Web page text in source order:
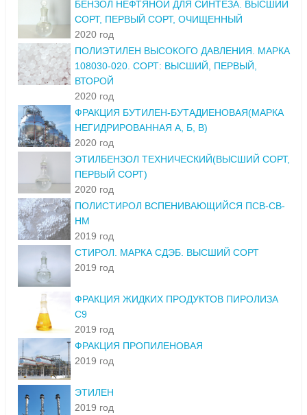
БЕНЗОЛ НЕФТЯНОЙ ДЛЯ СИНТЕЗА. ВЫСШИЙ
СОРТ, ПЕРВЫЙ СОРТ, ОЧИЩЕННЫЙ
2020 год
ПОЛИЭТИЛЕН ВЫСОКОГО ДАВЛЕНИЯ. МАРКА
108030-020. СОРТ: ВЫСШИЙ, ПЕРВЫЙ,
ВТОРОЙ
2020 год
ФРАКЦИЯ БУТИЛЕН-БУТАДИЕНОВАЯ(МАРКА
НЕГИДРИРОВАННАЯ А, Б, В)
2020 год
ЭТИЛБЕНЗОЛ ТЕХНИЧЕСКИЙ(ВЫСШИЙ СОРТ,
ПЕРВЫЙ СОРТ)
2020 год
ПОЛИСТИРОЛ ВСПЕНИВАЮЩИЙСЯ ПСВ-СВ-
НМ
2019 год
СТИРОЛ. МАРКА СДЭБ. ВЫСШИЙ СОРТ
2019 год
ФРАКЦИЯ ЖИДКИХ ПРОДУКТОВ ПИРОЛИЗА
С9
2019 год
ФРАКЦИЯ ПРОПИЛЕНОВАЯ
2019 год
ЭТИЛЕН
2019 год